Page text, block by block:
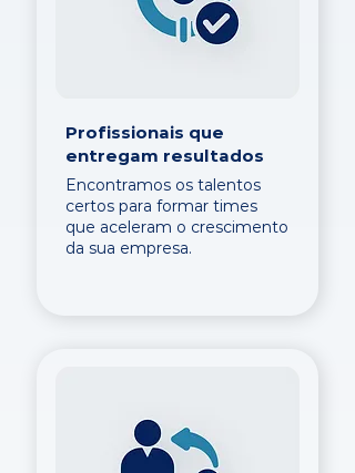
Profissionais que
entregam resultados
Encontramos os talentos
certos para formar times
que aceleram o crescimento
da sua empresa.